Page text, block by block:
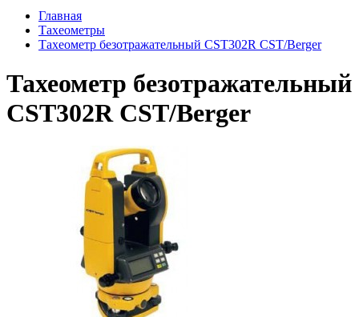
Главная
Тахеометры
Тахеометр безотражательный CST302R CST/Berger
Тахеометр безотражательный
CST302R CST/Berger